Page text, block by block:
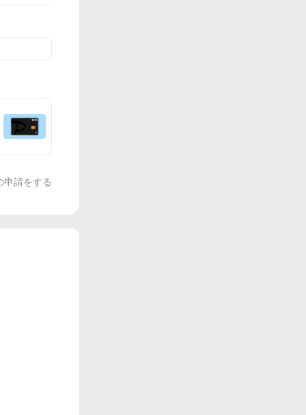
申請をする